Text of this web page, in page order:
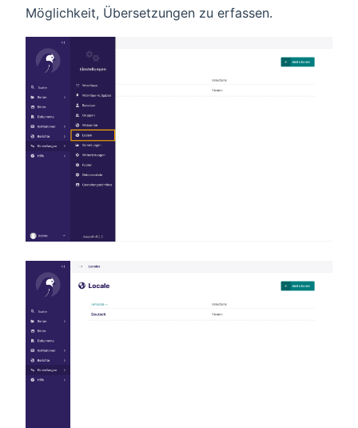
Möglichkeit, Übersetzungen zu erfassen.